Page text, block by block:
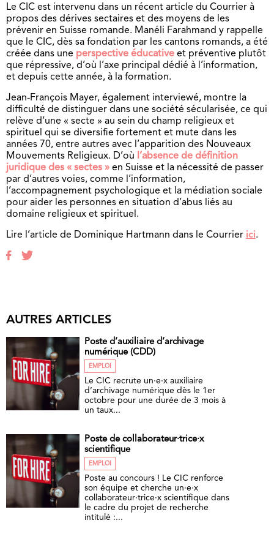
Le CIC est intervenu dans un récent article du Courrier à
propos des dérives sectaires et des moyens de les
prévenir en Suisse romande. Manéli Farahmand y rappelle
que le CIC, dès sa fondation par les cantons romands, a été
créée dans une perspective éducative et préventive plutôt
que répressive, d’où l’axe principal dédié à l’information,
et depuis cette année, à la formation.
Jean-François Mayer, également interviewé, montre la
difficulté de distinguer dans une société sécularisée, ce qui
relève d’une « secte » au sein du champ religieux et
spirituel qui se diversifie fortement et mute dans les
années 70, entre autres avec l’apparition des Nouveaux
Mouvements Religieux. D’où
l’absence de définition
juridique des « sectes » en Suisse et la nécessité de passer
par d’autres voies, comme l’information,
l’accompagnement psychologique et la médiation sociale
pour aider les personnes en situation d’abus liés au
domaine religieux et spirituel.
Lire l’article de Dominique Hartmann dans le Courrier ici.
AUTRES ARTICLES
Poste d’auxiliaire d’archivage
numérique (CDD)
EMPLOI
Le CIC recrute un·e·x auxiliaire
d’archivage numérique dès le 1er
octobre pour une durée de 3 mois à
un taux...
Poste de collaborateur·trice·x
scientifique
EMPLOI
Poste au concours ! Le CIC renforce
son équipe et cherche un·e·x
collaborateur·trice·x scientifique dans
le cadre du projet de recherche
intitulé :...